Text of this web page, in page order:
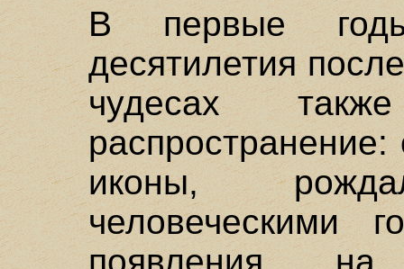
В первые
десятилетия
чудесах
иконы,
человеческими